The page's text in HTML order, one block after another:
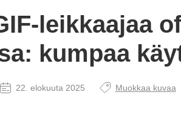
leikkaajaa
kumpaa
22. elokuuta 2025 Muokkaa kuvaa